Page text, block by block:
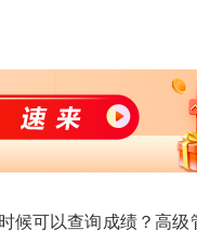
候可以查询成绩？高